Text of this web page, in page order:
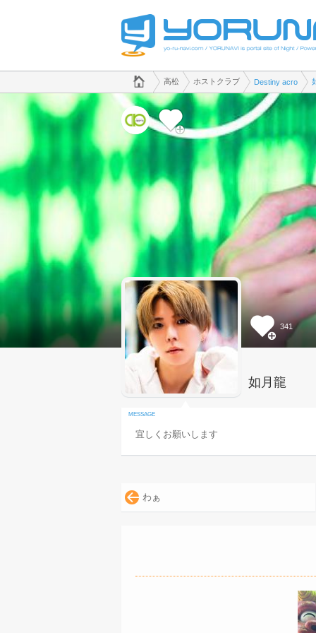
でホストクラブのことなら、ホストクラブ Destiny acro([kana])
香川県版
高松 ホストクラブ Destiny acro
341
如月龍
宜しくお願いします
わぁ